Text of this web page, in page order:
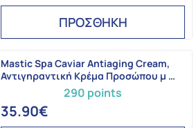
ΠΡΟΣΘΗΚΗ
290 points
Mastic Spa Caviar Antiaging Cream,
Αντιγηραντική Κρέμα Προσώπου μ …
35.90€